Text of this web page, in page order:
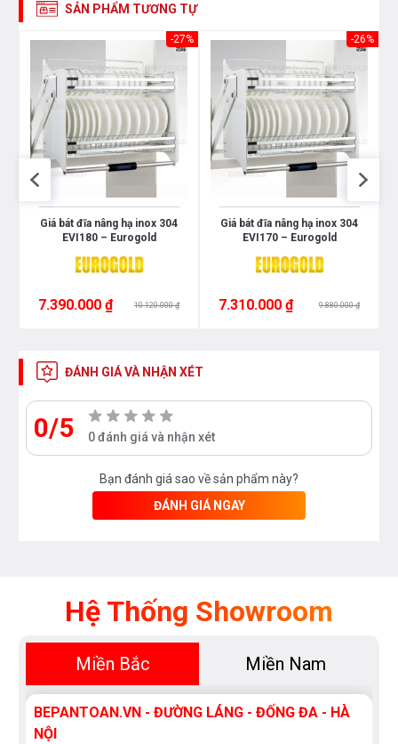
SẢN PHẨM TƯƠNG TỰ
-27%
Giá bát đĩa nâng hạ inox 304
EVI180 – Eurogold
7.390.000 ₫ 10.120.000 ₫
-26%
Giá bát đĩa nâng hạ inox 304
EVI170 – Eurogold
7.310.000 ₫ 9.880.000 ₫
ĐÁNH GIÁ VÀ NHẬN XÉT
0/5 0 đánh giá và nhận xét
Bạn đánh giá sao về sản phẩm này?
ĐÁNH GIÁ NGAY
Hệ Thống Showroom
Miền Bắc Miền Nam
BEPANTOAN.VN - ĐƯỜNG LÁNG - ĐỐNG ĐA - HÀ
NỘI